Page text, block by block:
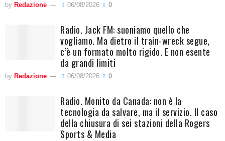
by Redazione 06/08/2026 0
Radio. Jack FM: suoniamo quello che
vogliamo. Ma dietro il train-wreck segue,
c’è un formato molto rigido. E non esente
da grandi limiti
by Redazione 06/08/2026 0
Radio. Monito da Canada: non è la
tecnologia da salvare, ma il servizio. Il caso
della chiusura di sei stazioni della Rogers
Sports & Media